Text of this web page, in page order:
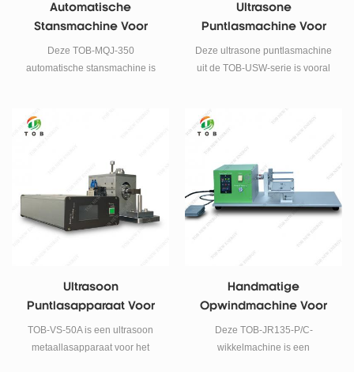
Automatische
Stansmachine Voor
Natriumionbatterij
Deze TOB-MQJ-350
automatische stansmachine is
natriumbatterijelektroden.
Ultrasone
Puntlasmachine Voor
Natriumionbatterij
Deze ultrasone puntlasmachine
uit de TOB-USW-serie is vooral
elektrodefolie met
natriumionenbatterijtablassen,
het is geschikt voor zowel anode
als kathode.
Ultrasoon
Puntlasapparaat Voor
Het Lassen Van
Cilindrische
TOB-VS-50A is een ultrasoon
metaallasapparaat voor het
Handmatige
Opwindmachine Voor
Onderzoek Naar
Natriumionbatterijen
Deze TOB-JR135-P/C-
wikkelmachine is een